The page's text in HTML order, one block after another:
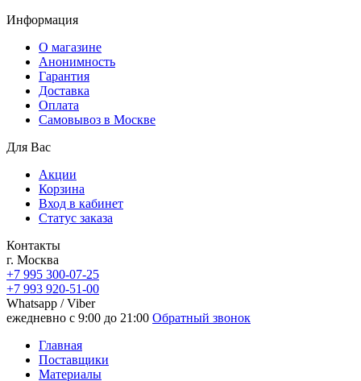
Информация
О магазине
Анонимность
Гарантия
Доставка
Oплата
Самовывоз в Москве
Для Вас
Акции
Корзина
Вход в кабинет
Статус заказа
Контакты
г. Москва
+7 995 300-07-25
+7 993 920-51-00
Whatsapp / Viber
ежедневно с 9:00 до 21:00 Обратный звонок
Главная
Поставщики
Материалы